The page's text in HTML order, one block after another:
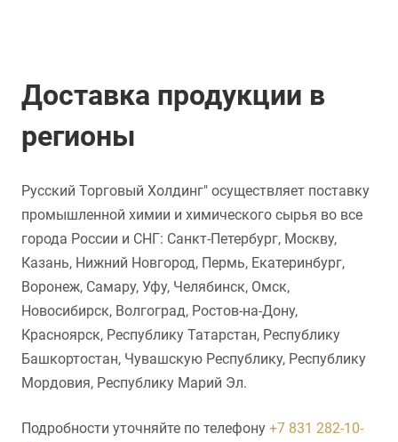
Доставка продукции в
регионы
Русский Торговый Холдинг" осуществляет поставку
промышленной химии и химического сырья во все
города России и СНГ: Санкт-Петербург, Москву,
Казань, Нижний Новгород, Пермь, Екатеринбург,
Воронеж, Самару, Уфу, Челябинск, Омск,
Новосибирск, Волгоград, Ростов-на-Дону,
Красноярск, Республику Татарстан, Республику
Башкортостан, Чувашскую Республику, Республику
Мордовия, Республику Марий Эл.
Подробности уточняйте по телефону +7 831 282-10-